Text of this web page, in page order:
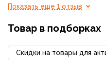
Показать еще 1 отзыв
Товар в подборках
Скидки на товары для